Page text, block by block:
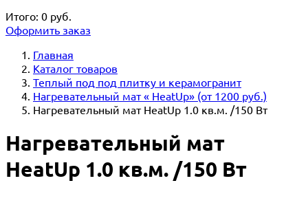
Итого: 0 руб.
Оформить заказ
Главная
Каталог товаров
Теплый под под плитку и керамогранит
Нагревательный мат « HeatUp» (от 1200 руб.)
Нагревательный мат HeatUp 1.0 кв.м. /150 Вт
Нагревательный мат
HeatUp 1.0 кв.м. /150 Вт